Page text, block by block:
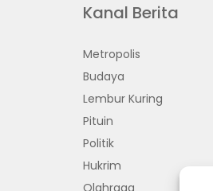
Kanal Berita
Metropolis
Budaya
Lembur Kuring
Pituin
Politik
Hukrim
Olahraga